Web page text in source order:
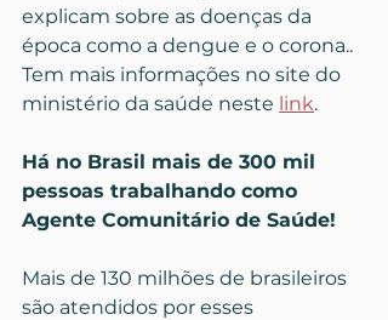
explicam sobre as doenças da
época como a dengue e o corona..
Tem mais informações no site do
ministério da saúde neste link.
Há no Brasil mais de 300 mil
pessoas trabalhando como
Agente Comunitário de Saúde!
Mais de 130 milhões de brasileiros
são atendidos por esses